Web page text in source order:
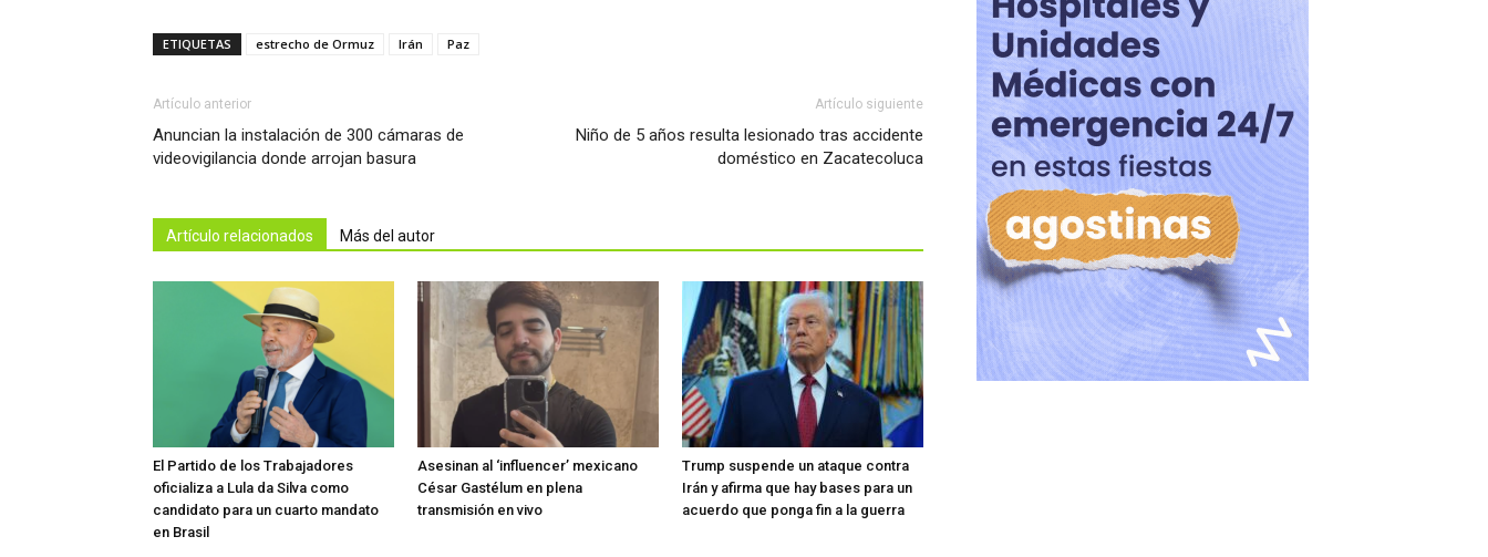
ETIQUETAS estrecho de Ormuz Irán Paz
Artículo anterior
Anuncian la instalación de 300 cámaras de
videovigilancia donde arrojan basura
Artículo siguiente
Niño de 5 años resulta lesionado tras accidente
doméstico en Zacatecoluca
Artículo relacionados Más del autor
El Partido de los Trabajadores
oficializa a Lula da Silva como
candidato para un cuarto mandato
en Brasil
Asesinan al ‘influencer’ mexicano
César Gastélum en plena
transmisión en vivo
Trump suspende un ataque contra
Irán y afirma que hay bases para un
acuerdo que ponga fin a la guerra